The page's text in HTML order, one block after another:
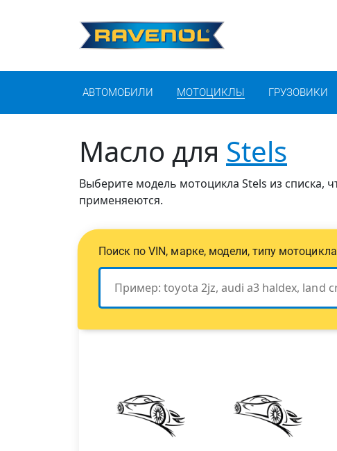
АВТОМОБИЛИ МОТОЦИКЛЫ ГРУЗОВИКИ
Масло для Stels
Выберите модель мотоцикла Stels из списка,
применяеются.
Поиск по VIN, марке, модели, типу